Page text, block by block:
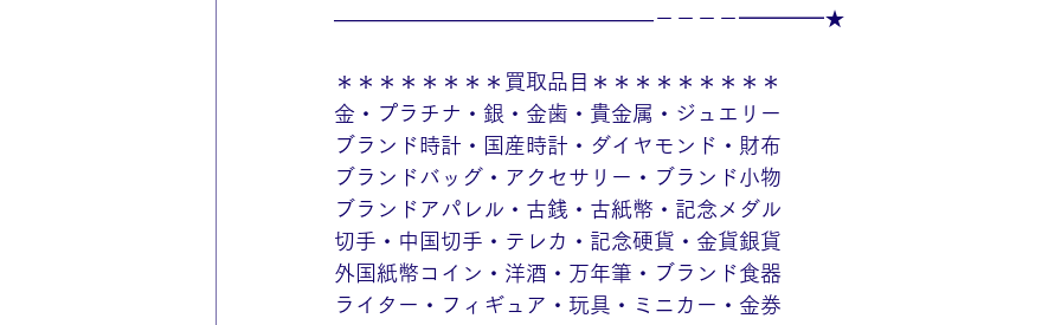
———————————————－－－－━━━━★
＊＊＊＊＊＊＊＊買取品目＊＊＊＊＊＊＊＊＊
金・プラチナ・銀・金歯・貴金属・ジュエリー
ブランド時計・国産時計・ダイヤモンド・財布
ブランドバッグ・アクセサリー・ブランド小物
ブランドアパレル・古銭・古紙幣・記念メダル
切手・中国切手・テレカ・記念硬貨・金貨銀貨
外国紙幣コイン・洋酒・万年筆・ブランド食器
ライター・フィギュア・玩具・ミニカー・金券